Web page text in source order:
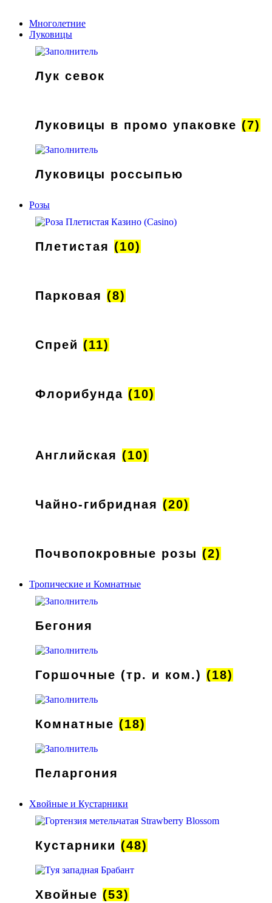
Многолетние
Луковицы
Лук севок
Луковицы в промо упаковке (7)
Луковицы россыпью
Розы
Плетистая (10)
Парковая (8)
Спрей (11)
Флорибунда (10)
Английская (10)
Чайно-гибридная (20)
Почвопокровные розы (2)
Тропические и Комнатные
Бегония
Горшочные (тр. и ком.) (18)
Комнатные (18)
Пеларгония
Хвойные и Кустарники
Кустарники (48)
Хвойные (53)